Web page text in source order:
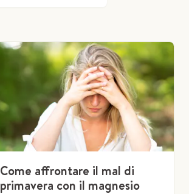
Come affrontare il mal di
primavera con il magnesio